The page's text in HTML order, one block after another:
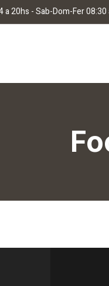
20hs - Sab-Dom-Fer